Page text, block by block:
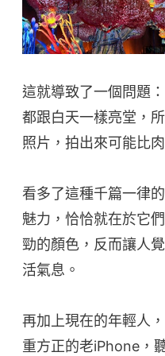
這就導致了一個問題
都跟白天一樣亮堂，
照片，拍出來可能比
看多了這種千篇一律
魅力，恰恰就在於它
勁的顏色，反而讓人
活氣息。
再加上現在的年輕人
重方正的老iPhone，